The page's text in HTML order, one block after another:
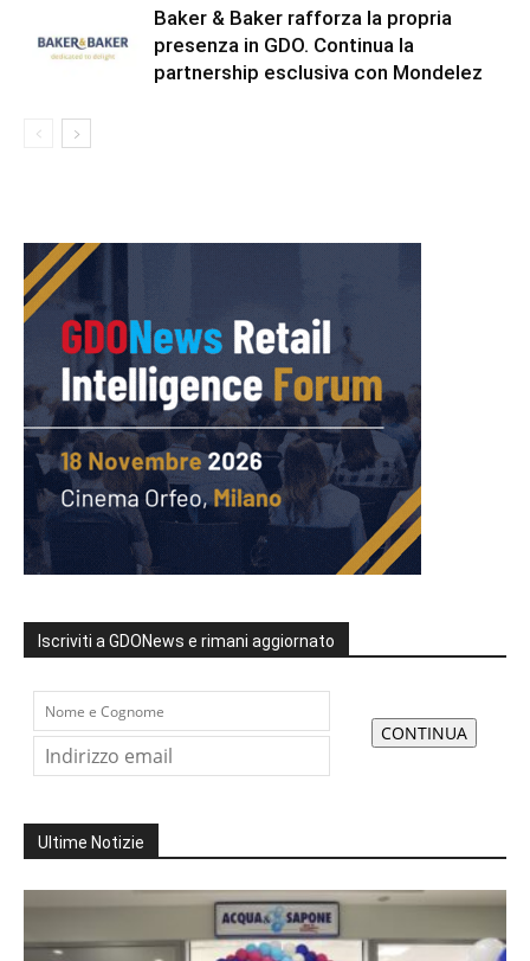
Baker & Baker rafforza la propria
presenza in GDO. Continua la
partnership esclusiva con Mondelez
Iscriviti a GDONews e rimani aggiornato
Ultime Notizie